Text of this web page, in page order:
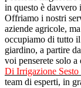
in questo è davvero
Offriamo i nostri
aziende agricole,
occupiamo di tutto
giardino, a partire
voi penserete solo
Di Irrigazione
team di esperti, in